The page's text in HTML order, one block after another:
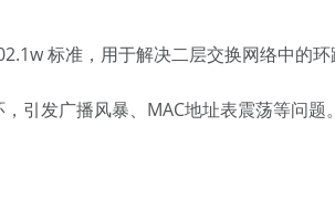
标准，用于解决二层交换网络中的环
发广播风暴、MAC地址表震荡等问题